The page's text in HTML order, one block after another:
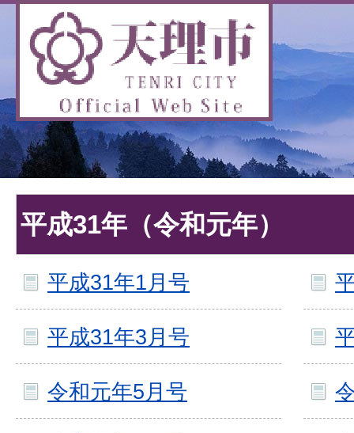
平成31年（令和元年）
平成31年1月号
平成31年3月号
令和元年5月号